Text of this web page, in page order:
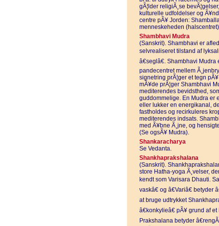
gÃ¦lder religiÃ¸se
kulturelle udfoldelser og
centre pÃ¥ Jorden:
menneskeheden
Shambhavi Mudra
(Sanskrit). Shambhavi er
selvrealiseret tilstand af
â€seglâ€. Shambhavi
pandecentret mellem
signetring prÃ¦ger et tegn
mÃ¥de prÃ¦ger Shambhavi
mediterendes bevidsthed,
guddommelige. En Mudra er
eller lukker en energikanal,
fastholdes og recirkuleres
mediterendes indsats.
med Ã¥bne Ã¸jne, og
(Se ogsÃ¥ Mudra).
Shankaracharya
Se Vedanta.
Shankhaprakshalana
(Sanskrit).
store Hatha-yoga Ã¸velser,
kendt som Varisara Dhauti.
vaskâ€ og â€Variâ€
at bruge udtrykket
â€konkylieâ€ pÃ¥ grund af
Prakshalana betyder